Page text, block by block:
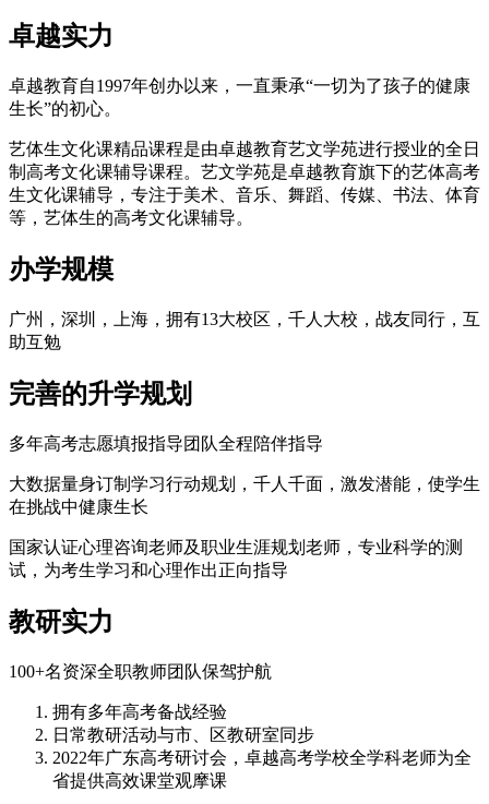
卓越实力
卓越教育自1997年创办以来，一直秉承“一切为了孩子的健康
生长”的初心。
艺体生文化课精品课程是由卓越教育艺文学苑进行授业的全日
制高考文化课辅导课程。艺文学苑是卓越教育旗下的艺体高考
生文化课辅导， 专注于美术、音乐、舞蹈、传媒、书法、体育
等，艺体生的高考文化课辅导。
办学规模
广州，深圳，上海 ，拥有13大校区，千人大校，战友同行，互
助互勉
完善的升学规划
多年高考志愿填报指导团队全程陪伴指导
大数据量身订制学习行动规划，千人千面，激发潜能，使学生
在挑战中健康生长
国家认证心理咨询老师及职业生涯规划老师，专业科学的测
试，为考生学习和心理作出正向指导
教研实力
100+名资深全职教师团队保驾护航
拥有多年高考备战经验
日常教研活动与市、区教研室同步
2022年广东高考研讨会，卓越高考学校全学科老师为全
省提供高效课堂观摩课